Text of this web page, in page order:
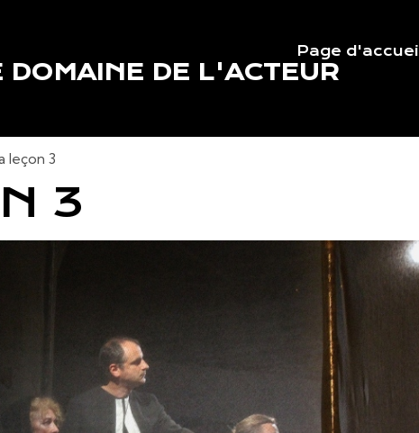
DOMAINE DE L'ACTEUR
Page d'accueil
leçon 3
3